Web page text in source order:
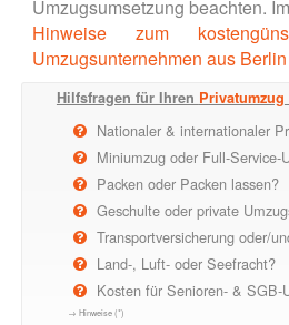
Umzugsumsetzung beachten.
Hinweise zum
Umzugsunternehmen aus
Hilfsfragen für Ihren Privatumzug
Nationaler & internationaler
Miniumzug oder Full-Service-
Packen oder Packen lassen?
Geschulte oder private
Transportversicherung oder/
Land-, Luft- oder Seefracht?
Kosten für Senioren- & SGB-
→ Hinweise (*)